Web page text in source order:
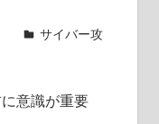
サイバー攻
意識が重要